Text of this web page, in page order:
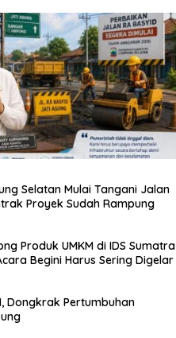
Selatan Mulai Tangani Jalan
Proyek Sudah Rampung
Produk UMKM di IDS Sumatra
Begini Harus Sering Digelar
Dongkrak Pertumbuhan